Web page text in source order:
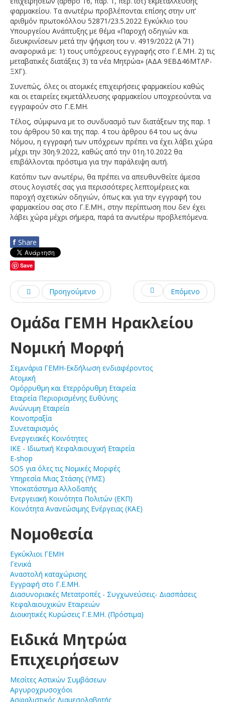
φαρμακείου. Τα ανωτέρω προβλέπονται επίσης στην υπ’
αριθμόν πρωτοκόλλου 52871/23.5.2022 Εγκύκλιο του
Υπουργείου Ανάπτυξης με θέμα «Παροχή οδηγιών και
διευκρινίσεων μετά την ψήφιση του ν. 4919/2022 (Α΄ 71)
αναφορικά με: 1) τους υπόχρεους εγγραφής στο Γ.Ε.ΜΗ. 2) τις
μεταβατικές διατάξεις 3) τα νέα Μητρώα» (ΑΔΑ 9ΕΒΔ46ΜΤΛΡ-
ΞΧΓ).
Συνεπώς, όλες οι ατομικές επιχειρήσεις φαρμακείου καθώς
και οι εταιρείες εκμετάλλευσης φαρμακείου υποχρεούνται να
εγγραφούν στο Γ.Ε.ΜΗ.
Τέλος, σύμφωνα με το συνδυασμό των διατάξεων της παρ. 1
του άρθρου 50 και της παρ. 4 του άρθρου 64 του ως άνω
Νόμου, η εγγραφή των υπόχρεων πρέπει να έχει λάβει χώρα
μέχρι την 30η.9.2022, καθώς από την 01η.10.2022 θα
επιβάλλονται πρόστιμα για την παράλειψη αυτή.
Κατόπιν των ανωτέρω, θα πρέπει να απευθυνθείτε άμεσα
στους λογιστές σας για περισσότερες λεπτομέρειες και
παροχή σχετικών οδηγιών, όπως και για την εγγραφή του
φαρμακείου σας στο Γ.Ε.ΜΗ., στην περίπτωση που δεν έχει
λάβει χώρα μέχρι σήμερα, παρά τα ανωτέρω προβλεπόμενα.
f Share
Save
Προηγούμενο Επόμενο
Ομάδα ΓΕΜΗ Ηρακλείου
Νομική Μορφή
Σεμινάρια ΓΕΜΗ-Εκδήλωση ενδιαφέροντος
Ατομική
Ομόρρυθμη και Ετερρόρυθμη Εταιρεία
Εταιρεία Περιορισμένης Ευθύνης
Ανώνυμη Εταιρεία
Κοινοπραξία
Συνεταιρισμός
Ενεργειακές Κοινότητες
ΙΚΕ - Ιδιωτική Κεφαλαιουχική Εταιρεία
E-shop
SOS για όλες τις Νομικές Μορφές
Υπηρεσία Μιας Στάσης (ΥΜΣ)
Υποκατάστημα Αλλοδαπής
Ενεργειακή Κοινότητα Πολιτών (ΕΚΠ)
Κοινότητα Ανανεώσιμης Ενέργειας (ΚΑΕ)
Νομοθεσία
Εγκύκλιοι ΓΕΜΗ
Γενικά
Αναστολή καταχώρισης
Εγγραφή στο Γ.Ε.ΜΗ.
Διασυνοριακές Μετατροπές - Συγχωνεύσεις- Διασπάσεις
Κεφαλαιουχικών Εταιρειών
Διοικητικές Κυρώσεις Γ.Ε.ΜΗ. (Πρόστιμα)
Ειδικά Μητρώα
Επιχειρήσεων
Μεσίτες Αστικών Συμβάσεων
Αργυροχρυσοχόοι
Ασφαλιστικός Διαμεσολαβητής